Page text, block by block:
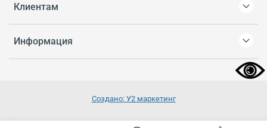
Клиентам
Информация
Создано: У2 маркетинг